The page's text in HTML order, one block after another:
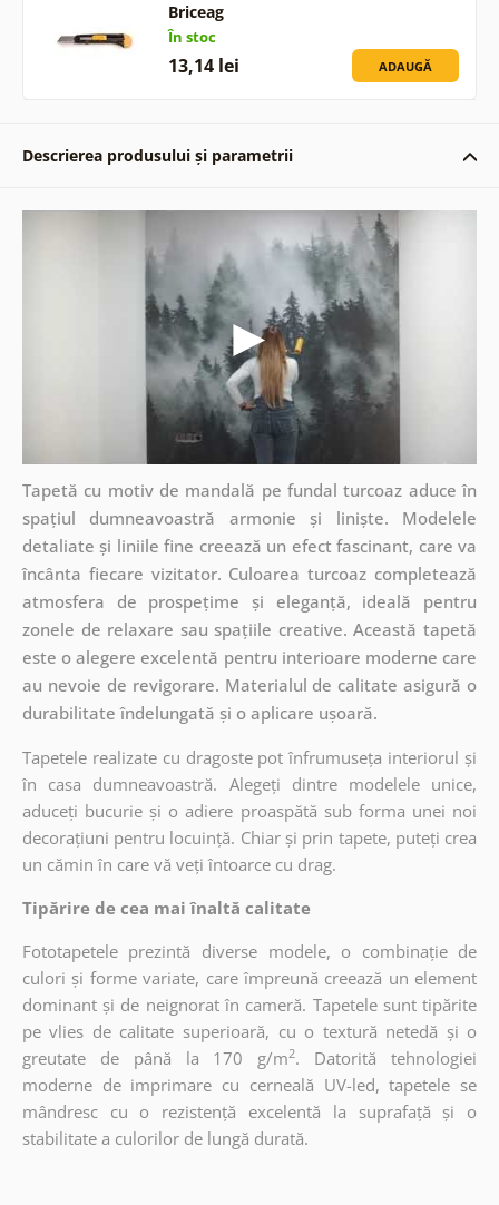
Briceag
În stoc
13,14 lei ADAUGĂ
Descrierea produsului și parametrii
Tapetă cu motiv de mandală pe fundal turcoaz aduce în
spațiul dumneavoastră armonie și liniște. Modelele
detaliate și liniile fine creează un efect fascinant, care va
încânta fiecare vizitator. Culoarea turcoaz completează
atmosfera de prospețime și eleganță, ideală pentru
zonele de relaxare sau spațiile creative. Această tapetă
este o alegere excelentă pentru interioare moderne care
au nevoie de revigorare. Materialul de calitate asigură o
durabilitate îndelungată și o aplicare ușoară.
Tapetele realizate cu dragoste pot înfrumuseța interiorul și
în casa dumneavoastră. Alegeți dintre modelele unice,
aduceți bucurie și o adiere proaspătă sub forma unei noi
decorațiuni pentru locuință. Chiar și prin tapete, puteți crea
un cămin în care vă veți întoarce cu drag.
Tipărire de cea mai înaltă calitate
Fototapetele prezintă diverse modele, o combinație de
culori și forme variate, care împreună creează un element
dominant și de neignorat în cameră. Tapetele sunt tipărite
pe vlies de calitate superioară, cu o textură netedă și o
greutate de până la 170 g/m2. Datorită tehnologiei
moderne de imprimare cu cerneală UV-led, tapetele se
mândresc cu o rezistență excelentă la suprafață și o
stabilitate a culorilor de lungă durată.